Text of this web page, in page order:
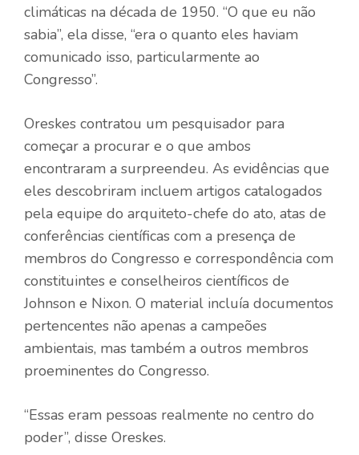
climáticas na década de 1950. “O que eu não
sabia”, ela disse, “era o quanto eles haviam
comunicado isso, particularmente ao
Congresso”.
Oreskes contratou um pesquisador para
começar a procurar e o que ambos
encontraram a surpreendeu. As evidências que
eles descobriram incluem artigos catalogados
pela equipe do arquiteto-chefe do ato, atas de
conferências científicas com a presença de
membros do Congresso e correspondência com
constituintes e conselheiros científicos de
Johnson e Nixon. O material incluía documentos
pertencentes não apenas a campeões
ambientais, mas também a outros membros
proeminentes do Congresso.
“Essas eram pessoas realmente no centro do
poder”, disse Oreskes.